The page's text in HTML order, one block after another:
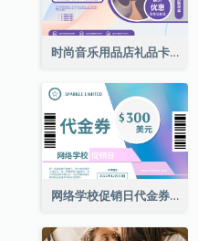
时尚音乐用品店礼品卡
网络学校促销日代金券